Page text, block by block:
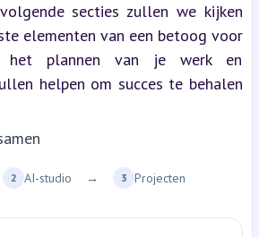
secties zullen we kijken
elementen van een betoog voor
het plannen van je werk en
helpen om succes te behalen
2 AI-studio → 3 Projecten